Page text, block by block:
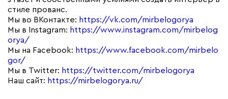
стиле прованс.
Мы во ВКонтакте: https://vk.com/mirbelogorya
Мы в Instagram: https://www.instagram.com/mirbelog
orya/
Мы на Facebook: https://www.facebook.com/mirbelo
gor/
Мы в Twitter: https://twitter.com/mirbelogorya
Наш сайт: https://mirbelogorya.ru/